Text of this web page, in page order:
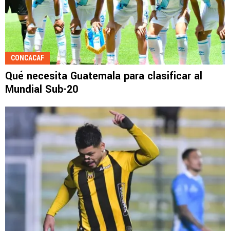
CONCACAF
Qué necesita Guatemala para clasificar al
Mundial Sub-20